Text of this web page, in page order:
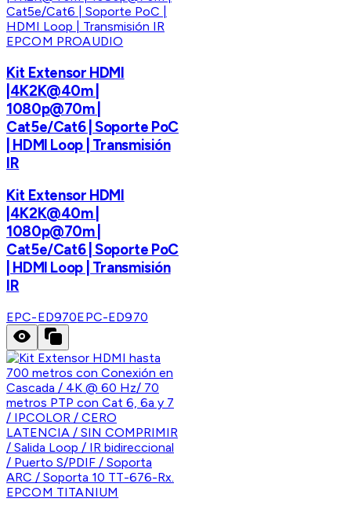
EPCOM PROAUDIO
Kit Extensor HDMI
|4K2K@40m |
1080p@70m |
Cat5e/Cat6 | Soporte PoC
| HDMI Loop | Transmisión
IR
Kit Extensor HDMI
|4K2K@40m |
1080p@70m |
Cat5e/Cat6 | Soporte PoC
| HDMI Loop | Transmisión
IR
EPC-ED970EPC-ED970
EPCOM TITANIUM